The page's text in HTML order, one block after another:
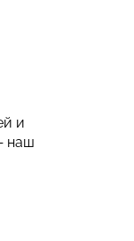
и
наш